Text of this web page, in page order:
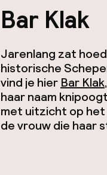
Bar Klak
Jarenlang zat
historische
vind je hier Bar Klak
haar naam
met uitzicht op het
de vrouw die haar